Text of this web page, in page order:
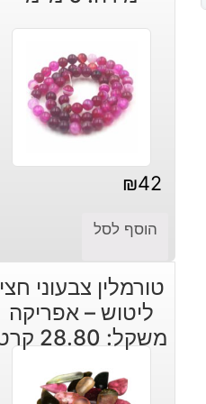
₪42
הוסף לסל
טורמלין צבעוני חצי
ליטוש – אפריקה
משקל: 28.80 קרט